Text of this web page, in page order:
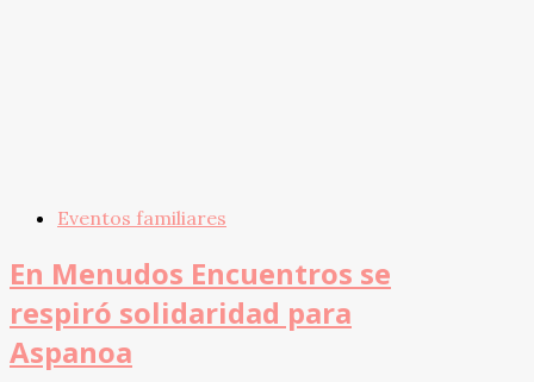
Eventos familiares
En Menudos Encuentros se
respiró solidaridad para
Aspanoa